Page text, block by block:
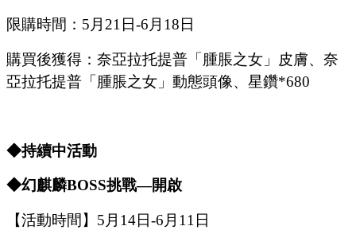
限購時間： 5月21日-6月18日
購買後獲得：奈亞拉托提普「腫脹之女」皮膚、奈
亞拉托提普「腫脹之女」動態頭像、星鑽*680
◆持續中活動
◆幻麒麟BOSS挑戰—開啟
【活動時間】 5 月 14日-6 月 11 日